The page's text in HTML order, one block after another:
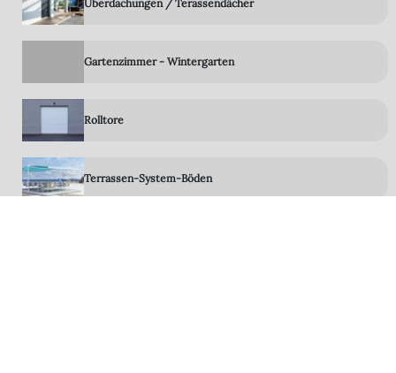
Überdachungen / Terassendächer
Gartenzimmer - Wintergarten
Rolltore
Terrassen-System-Böden